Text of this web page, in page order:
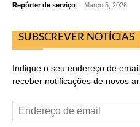
Repórter de serviço - Março 5, 2026
SUBSCREVER NOTÍCIAS
Indique o seu endereço de
receber notificações de novos
Endereço
de